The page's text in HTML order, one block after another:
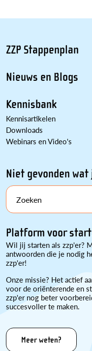
ZZP Stappenplan
Nieuws en Blogs
Kennisbank
Kennisartikelen
Downloads
Webinars en Video's
Niet gevonden wat
Zoeken
Platform voor
Wil jij starten als zzp'er?
antwoorden die je nodig
zzp'er!
Onze missie? Het actief
voor de oriënterende en
zzp'er nog beter
succesvoller te maken.
Meer weten?